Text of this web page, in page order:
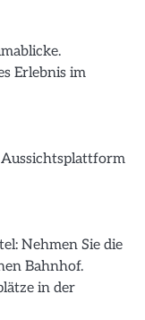
Erlebnis im
Nehmen Sie die
Bahnhof.
in der